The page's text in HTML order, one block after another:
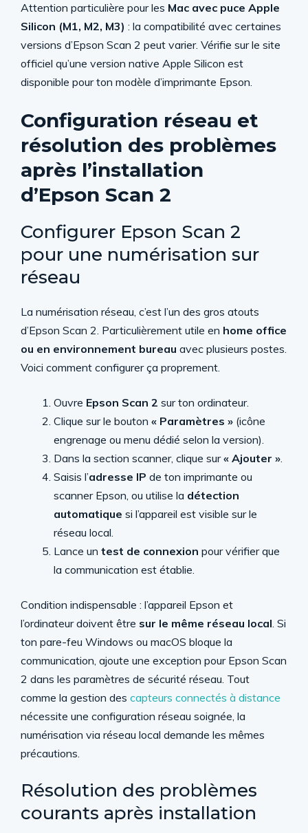
Attention particulière pour les Mac avec puce Apple
Silicon (M1, M2, M3) : la compatibilité avec certaines
versions d’Epson Scan 2 peut varier. Vérifie sur le site
officiel qu’une version native Apple Silicon est
disponible pour ton modèle d’imprimante Epson.
Configuration réseau et
résolution des problèmes
après l’installation
d’Epson Scan 2
Configurer Epson Scan 2
pour une numérisation sur
réseau
La numérisation réseau, c’est l’un des gros atouts
d’Epson Scan 2. Particulièrement utile en home office
ou en environnement bureau avec plusieurs postes.
Voici comment configurer ça proprement.
Ouvre Epson Scan 2 sur ton ordinateur.
Clique sur le bouton « Paramètres » (icône
engrenage ou menu dédié selon la version).
Dans la section scanner, clique sur« Ajouter ».
Saisis l’adresse IP de ton imprimante ou
scanner Epson, ou utilise la détection
automatique si l’appareil est visible sur le
réseau local.
Lance un test de connexion pour vérifier que
la communication est établie.
Condition indispensable : l’appareil Epson et
l’ordinateur doivent être sur le même réseau local. Si
ton pare-feu Windows ou macOS bloque la
communication, ajoute une exception pour Epson Scan
2 dans les paramètres de sécurité réseau. Tout
comme la gestion des capteurs connectés à distance
nécessite une configuration réseau soignée, la
numérisation via réseau local demande les mêmes
précautions.
Résolution des problèmes
courants après installation